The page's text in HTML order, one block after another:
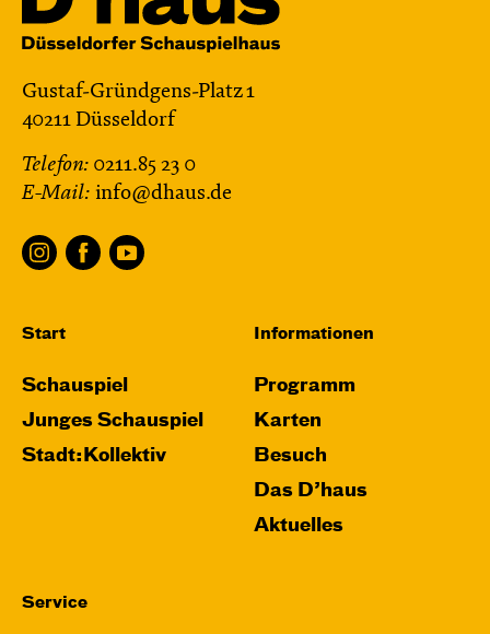
Gustaf-Gründgens-Platz 1
40211 Düsseldorf
Telefon: 0211.85 23 0
E-Mail: info@dhaus.de
Start
Schauspiel
Junges Schauspiel
Stadt:Kollektiv
Informationen
Programm
Karten
Besuch
Das D’haus
Aktuelles
Service